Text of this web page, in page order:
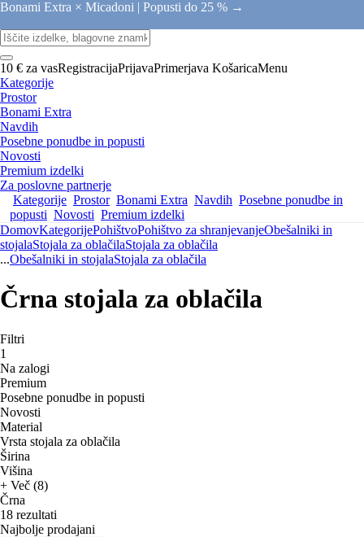
Bonami Extra × Micadoni | Popusti do 25 % →
10 € za vasRegistracijaPrijavaPrimerjava KošaricaMenu
Kategorije
Prostor
Bonami Extra
Navdih
Posebne ponudbe in popusti
Novosti
Premium izdelki
Za poslovne partnerje
Kategorije Prostor Bonami Extra Navdih Posebne ponudbe in
popusti Novosti Premium izdelki
DomovKategorijePohištvoPohištvo za shranjevanjeObešalniki in
stojalaStojala za oblačilaStojala za oblačila
...Obešalniki in stojalaStojala za oblačila
Črna stojala za oblačila
Filtri
1
Na zalogi
Premium
Posebne ponudbe in popusti
Novosti
Material
Vrsta stojala za oblačila
Širina
Višina
+ Več (8)
Črna
18 rezultati
Najbolje prodajani